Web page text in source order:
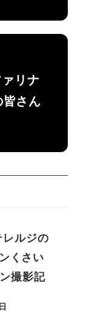
リナ
さん
ルジの
くさい
撮影記